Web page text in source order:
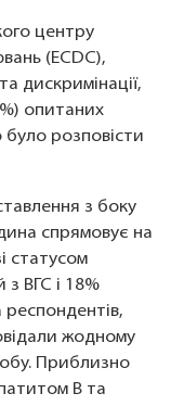
центру
(ECDC),
дискримінації,
опитаних
було розповісти
з боку
спрямовує на
статусом
ВГС і 18%
жодному
Приблизно
B та